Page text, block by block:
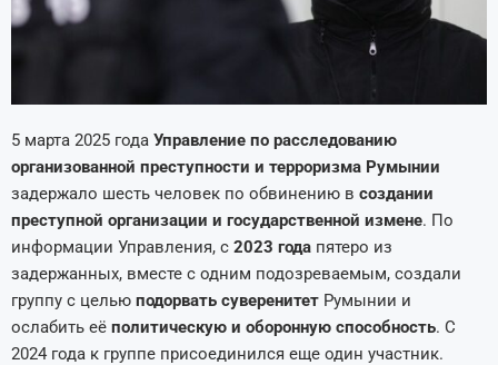
5 марта 2025 года Управление по расследованию
организованной преступности и терроризма Румынии
задержало шесть человек по обвинению в создании
преступной организации и государственной измене. По
информации Управления, с 2023 года пятеро из
задержанных, вместе с одним подозреваемым, создали
группу с целью подорвать суверенитет Румынии и
ослабить её политическую и оборонную способность. С
2024 года к группе присоединился еще один участник.